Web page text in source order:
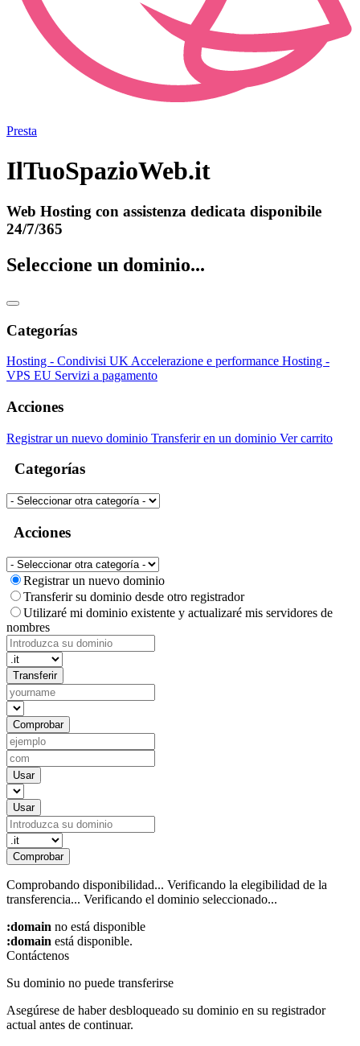
Presta
IlTuoSpazioWeb.it
Web Hosting con assistenza dedicata disponibile
24/7/365
Seleccione un dominio...
Categorías
Hosting - Condivisi UK Accelerazione e performance Hosting -
VPS EU Servizi a pagamento
Acciones
Registrar un nuevo dominio Transferir en un dominio Ver carrito
Categorías
Acciones
Registrar un nuevo dominio
Transferir su dominio desde otro registrador
Utilizaré mi dominio existente y actualizaré mis servidores de
nombres
Transferir
Comprobar
Usar
Usar
Comprobar
Comprobando disponibilidad... Verificando la elegibilidad de la
transferencia... Verificando el dominio seleccionado...
:domain no está disponible
:domain está disponible.
Contáctenos
Su dominio no puede transferirse
Asegúrese de haber desbloqueado su dominio en su registrador
actual antes de continuar.